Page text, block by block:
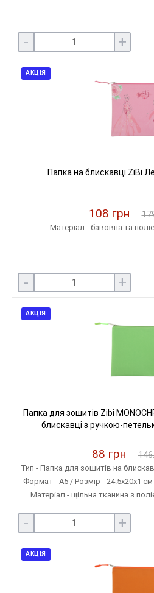
- +
АКЦІЯ
Папка на блискавці ZiBi
108 грн
Матеріал - бавовна та
- +
АКЦІЯ
Папка для зошитів Zibi
блискавці з ручкою-
88 грн
Тип - Папка для зошитів на
Формат - A5 / Розмір - 24.5х20х1
Матеріал - щільна тканина з
- +
АКЦІЯ